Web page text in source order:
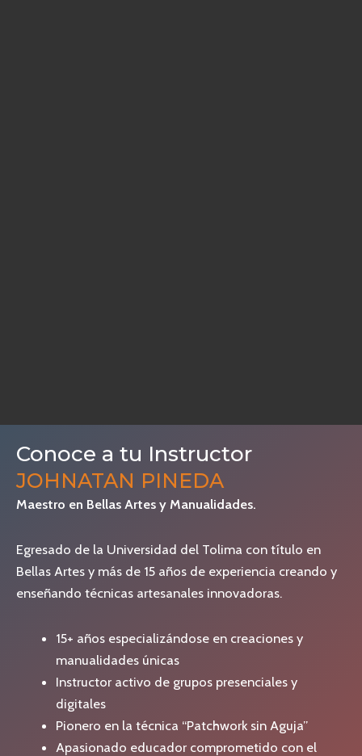
Conoce a tu Instructor
JOHNATAN PINEDA
Maestro en Bellas Artes y Manualidades.
Egresado de la Universidad del Tolima con título en
Bellas Artes y más de 15 años de experiencia creando y
enseñando técnicas artesanales innovadoras.
15+ años especializándose en creaciones y
manualidades únicas
Instructor activo de grupos presenciales y
digitales
Pionero en la técnica “Patchwork sin Aguja”
Apasionado educador comprometido con el